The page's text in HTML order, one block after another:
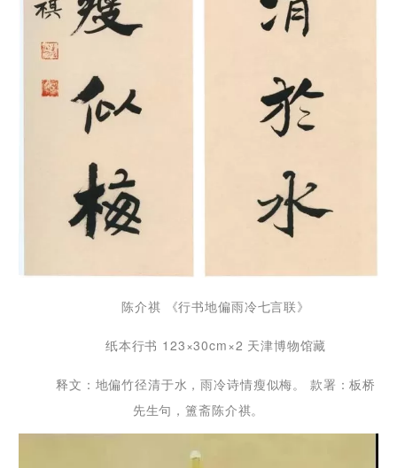
陈介祺 《行书地偏雨冷七言联》
纸本行书 123×30cm×2 天津博物馆藏
释文：地偏竹径清于水，雨冷诗情瘦似梅。 款署：板桥
先生句，簠斋陈介祺。